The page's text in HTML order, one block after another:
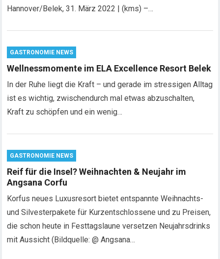
Hannover/Belek, 31. März 2022 | (kms) –…
GASTRONOMIE NEWS
Wellnessmomente im ELA Excellence Resort Belek
In der Ruhe liegt die Kraft – und gerade im stressigen Alltag
ist es wichtig, zwischendurch mal etwas abzuschalten,
Kraft zu schöpfen und ein wenig…
GASTRONOMIE NEWS
Reif für die Insel? Weihnachten & Neujahr im
Angsana Corfu
Korfus neues Luxusresort bietet entspannte Weihnachts-
und Silvesterpakete für Kurzentschlossene und zu Preisen,
die schon heute in Festtagslaune versetzen Neujahrsdrinks
mit Aussicht (Bildquelle: @ Angsana…